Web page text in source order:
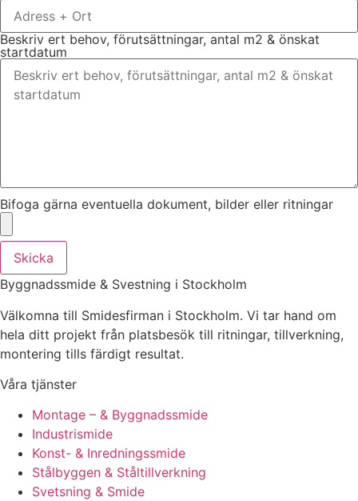
Beskriv ert behov, förutsättningar, antal m2 & önskat
startdatum
Bifoga gärna eventuella dokument, bilder eller ritningar
Skicka
Byggnadssmide & Svestning i Stockholm
Välkomna till Smidesfirman i Stockholm. Vi tar hand om
hela ditt projekt från platsbesök till ritningar, tillverkning,
montering tills färdigt resultat.
Våra tjänster
Montage – & Byggnadssmide
Industrismide
Konst- & Inredningssmide
Stålbyggen & Ståltillverkning
Svetsning & Smide